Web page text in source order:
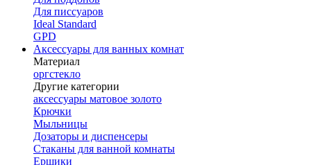
Для писсуаров
Ideal Standard
GPD
Аксессуары для ванных комнат
Материал
оргстекло
Другие категории
аксессуары матовое золото
Крючки
Мыльницы
Дозаторы и диспенсеры
Стаканы для ванной комнаты
Ершики